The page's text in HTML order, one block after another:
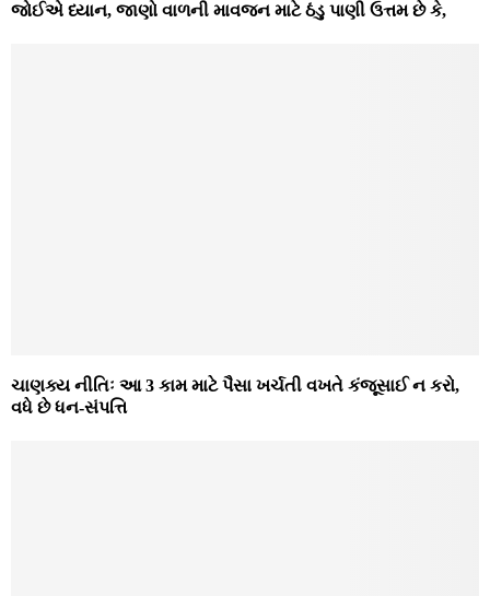
જોઈએ ધ્યાન, જાણો વાળની માવજન માટે ઠંડુ પાણી ઉત્તમ છે કે,
ચાણક્ય નીતિઃ આ 3 કામ માટે પૈસા ખર્ચતી વખતે કંજૂસાઈ ન કરો,
વધે છે ધન-સંપત્તિ